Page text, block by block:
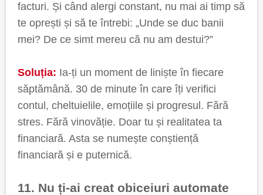
facturi. Și când alergi constant, nu mai ai timp să
te oprești și să te întrebi: „Unde se duc banii
mei? De ce simt mereu că nu am destui?”
Soluția: Ia-ți un moment de liniște în fiecare
săptămână. 30 de minute în care îți verifici
contul, cheltuielile, emoțiile și progresul. Fără
stres. Fără vinovăție. Doar tu și realitatea ta
financiară. Asta se numește conștiență
financiară și e puternică.
11. Nu ți-ai creat obiceiuri automate